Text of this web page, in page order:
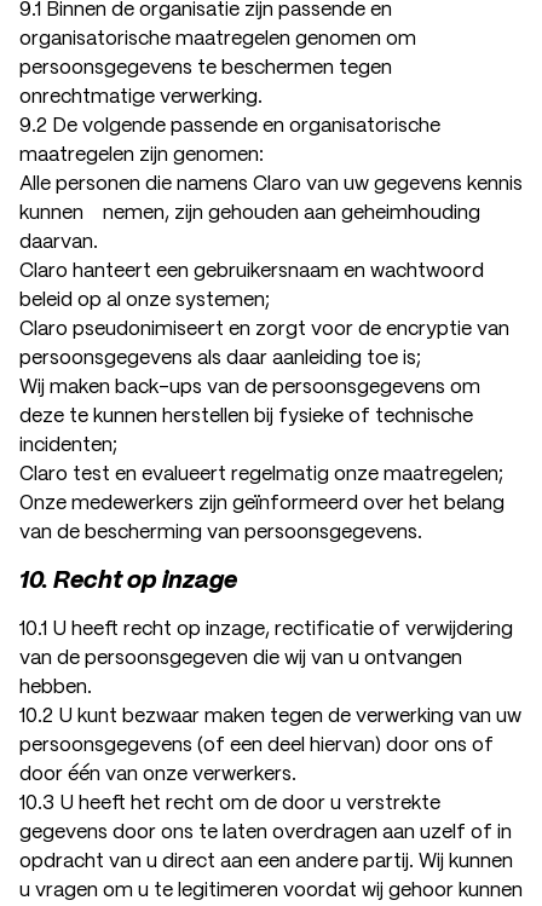
9.1 Binnen de organisatie zijn passende en
organisatorische maatregelen genomen om
persoonsgegevens te beschermen tegen
onrechtmatige verwerking.
9.2 De volgende passende en organisatorische
maatregelen zijn genomen:
Alle personen die namens Claro van uw gegevens kennis
kunnen nemen, zijn gehouden aan geheimhouding
daarvan.
Claro hanteert een gebruikersnaam en wachtwoord
beleid op al onze systemen;
Claro pseudonimiseert en zorgt voor de encryptie van
persoonsgegevens als daar aanleiding toe is;
Wij maken back-ups van de persoonsgegevens om
deze te kunnen herstellen bij fysieke of technische
incidenten;
Claro test en evalueert regelmatig onze maatregelen;
Onze medewerkers zijn geïnformeerd over het belang
van de bescherming van persoonsgegevens.
10. Recht op inzage
10.1 U heeft recht op inzage, rectificatie of verwijdering
van de persoonsgegeven die wij van u ontvangen
hebben.
10.2 U kunt bezwaar maken tegen de verwerking van uw
persoonsgegevens (of een deel hiervan) door ons of
door één van onze verwerkers.
10.3 U heeft het recht om de door u verstrekte
gegevens door ons te laten overdragen aan uzelf of in
opdracht van u direct aan een andere partij. Wij kunnen
u vragen om u te legitimeren voordat wij gehoor kunnen